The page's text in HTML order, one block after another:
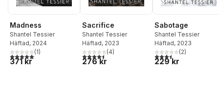
Madness
Shantel Tessier
Häftad, 2024
5,0utav 5 stjärnor. Totalt antal röster:
(1)
371 kr
Sacrifice
Shantel Tessier
Häftad, 2023
4,5utav 5 stjärnor. Totalt antal röster:
(4)
276 kr
Sabotage
Shantel Tessier
Häftad, 2023
3,5utav 5 stjärnor.
(2)
229 kr